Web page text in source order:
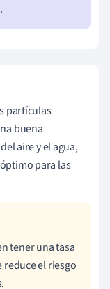
partículas
buena
aire y el agua,
para las
tener una tasa
el riesgo